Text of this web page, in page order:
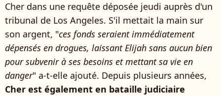
Cher dans une requête déposée jeudi auprès d'un
tribunal de Los Angeles. S'il mettait la main sur
son argent, "ces fonds seraient immédiatement
dépensés en drogues, laissant Elijah sans aucun bien
pour subvenir à ses besoins et mettant sa vie en
danger" a-t-elle ajouté. Depuis plusieurs années,
Cher est également en bataille judiciaire